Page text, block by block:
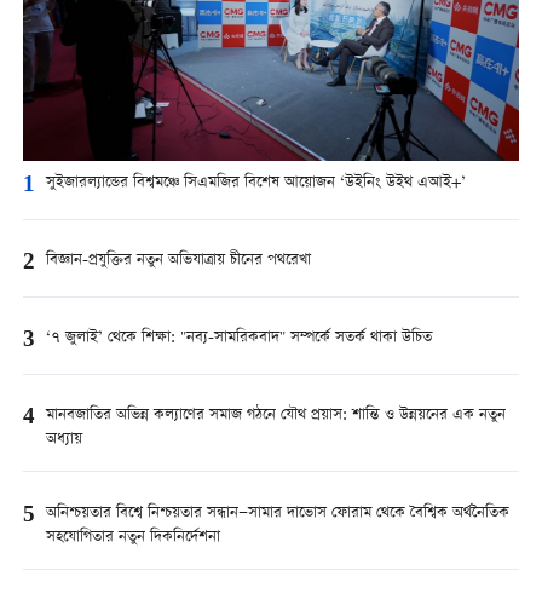
1 সুইজার‍ল্যান্ডের বিশ্বমঞ্চে সিএমজির বিশেষ আয়োজন ‘উইনিং উইথ এআই+’
2 বিজ্ঞান-প্রযুক্তির নতুন অভিযাত্রায় চীনের পথরেখা
3 ‘৭ জুলাই’ থেকে শিক্ষা: "নব্য-সামরিকবাদ" সম্পর্কে সতর্ক থাকা উচিত
4 মানবজাতির অভিন্ন কল্যাণের সমাজ গঠনে যৌথ প্রয়াস: শান্তি ও উন্নয়নের এক নতুন
অধ্যায়
5 অনিশ্চয়তার বিশ্বে নিশ্চয়তার সন্ধান—সামার দাভোস ফোরাম থেকে বৈশ্বিক অর্থনৈতিক
সহযোগিতার নতুন দিকনির্দেশনা